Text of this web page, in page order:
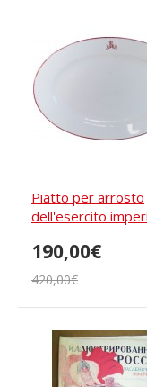
Piatto per arrosto
dell'esercito
190,00€
420,00€